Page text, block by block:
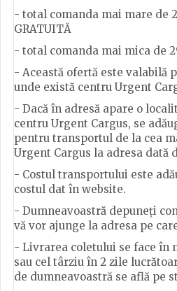
- total comanda mai mare de
GRATUITĂ
- total comanda mai mica de
- Această ofertă este valabilă
unde există centru Urgent
- Dacă în adresă apare o
centru Urgent Cargus, se
pentru transportul de la cea
Urgent Cargus la adresa dată
- Costul transportului este
costul dat în website.
- Dumneavoastră depuneți
vă vor ajunge la adresa pe
- Livrarea coletului se face în
sau cel târziu în 2 zile
de dumneavoastră se află pe